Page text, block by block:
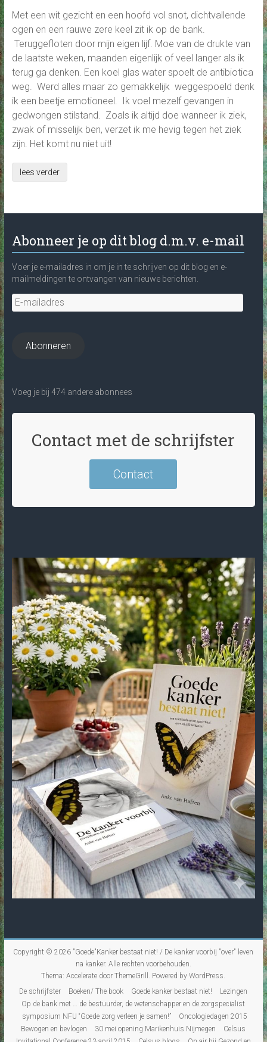
Met een wit gezicht en een hoofd vol snot, dichtvallende
ogen en een rauwe zere keel zit ik op de bank.
Teruggefloten door mijn eigen lijf. Moe van de drukte van
de laatste weken, maanden eigenlijk of veel langer als ik
terug ga denken. Een koel glas water spoelt de antibiotica
weg. Werd alles maar zo gemakkelijk weggespoeld denk
ik een beetje emotioneel. Ik voel mezelf gevangen in
gedwongen stilstand. Zoals ik altijd doe wanneer ik ziek,
zwak of misselijk ben, verzet ik me hevig tegen het ziek
zijn. Het komt nu niet uit!
lees verder
Abonneer je op dit blog d.m.v. e-mail
Voer je e-mailadres in om je in te schrijven op dit blog en e-
mailmeldingen te ontvangen van nieuwe berichten.
E-
mailadres
Abonneren
Voeg je bij 474 andere abonnees
Contact met de schrijfster
Contact
Copyright © 2026 "Goede"Kanker bestaat niet! / De kanker voorbij "over" leven
na kanker. Alle rechten voorbehouden.
Thema:Accelerate door ThemeGrill. Powered byWordPress.
De schrijfster
Boeken/ The book Goede kanker bestaat niet!
Lezingen
Op de bank met … de bestuurder, de wetenschapper en de zorgspecialist
symposium NFU “Goede zorg verleen je samen!”
Oncologiedagen 2015
Bewogen en bevlogen
30 mei opening Marikenhuis Nijmegen
Celsus